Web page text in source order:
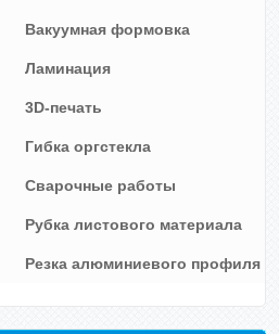
Вакуумная формовка
Ламинация
3D-печать
Гибка оргстекла
Сварочные работы
Рубка листового материала
Резка алюминиевого профиля